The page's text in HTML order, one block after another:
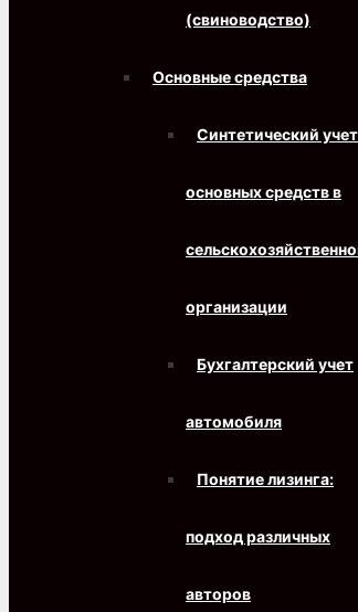
(свиноводство)
Основные средства
Синтетический учет
основных средств в
организации
Бухгалтерский учет
автомобиля
Понятие лизинга:
подход различных
авторов